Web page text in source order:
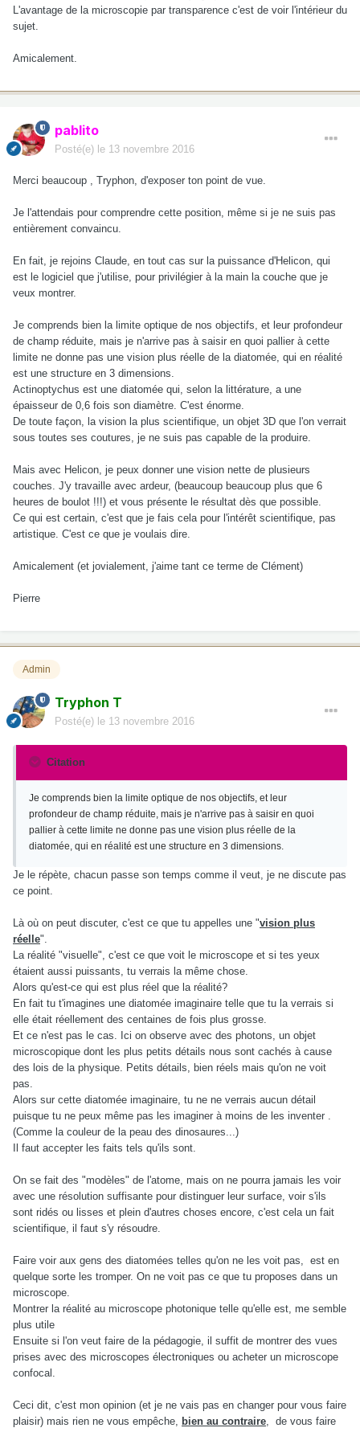
L'avantage de la microscopie par transparence c'est de voir l'intérieur du
sujet.
Amicalement.
pablito
Posté(e) le 13 novembre 2016
Merci beaucoup , Tryphon, d'exposer ton point de vue.
Je l'attendais pour comprendre cette position, même si je ne suis pas
entièrement convaincu.
En fait, je rejoins Claude, en tout cas sur la puissance d'Helicon, qui
est le logiciel que j'utilise, pour privilégier à la main la couche que je
veux montrer.
Je comprends bien la limite optique de nos objectifs, et leur profondeur
de champ réduite, mais je n'arrive pas à saisir en quoi pallier à cette
limite ne donne pas une vision plus réelle de la diatomée, qui en réalité
est une structure en 3 dimensions.
Actinoptychus est une diatomée qui, selon la littérature, a une
épaisseur de 0,6 fois son diamètre. C'est énorme.
De toute façon, la vision la plus scientifique, un objet 3D que l'on verrait
sous toutes ses coutures, je ne suis pas capable de la produire.
Mais avec Helicon, je peux donner une vision nette de plusieurs
couches. J'y travaille avec ardeur, (beaucoup beaucoup plus que 6
heures de boulot !!!) et vous présente le résultat dès que possible.
Ce qui est certain, c'est que je fais cela pour l'intérêt scientifique, pas
artistique. C'est ce que je voulais dire.
Amicalement (et jovialement, j'aime tant ce terme de Clément)
Pierre
Admin
Tryphon T
Posté(e) le 13 novembre 2016
Citation
Je comprends bien la limite optique de nos objectifs, et leur
profondeur de champ réduite, mais je n'arrive pas à saisir en quoi
pallier à cette limite ne donne pas une vision plus réelle de la
diatomée, qui en réalité est une structure en 3 dimensions.
Je le répète, chacun passe son temps comme il veut, je ne discute pas
ce point.
Là où on peut discuter, c'est ce que tu appelles une "vision plus
réelle".
La réalité "visuelle", c'est ce que voit le microscope et si tes yeux
étaient aussi puissants, tu verrais la même chose.
Alors qu'est-ce qui est plus réel que la réalité?
En fait tu t'imagines une diatomée imaginaire telle que tu la verrais si
elle était réellement des centaines de fois plus grosse.
Et ce n'est pas le cas. Ici on observe avec des photons, un objet
microscopique dont les plus petits détails nous sont cachés à cause
des lois de la physique. Petits détails, bien réels mais qu'on ne voit
pas.
Alors sur cette diatomée imaginaire, tu ne ne verrais aucun détail
puisque tu ne peux même pas les imaginer à moins de les inventer .
(Comme la couleur de la peau des dinosaures...)
Il faut accepter les faits tels qu'ils sont.
On se fait des "modèles" de l'atome, mais on ne pourra jamais les voir
avec une résolution suffisante pour distinguer leur surface, voir s'ils
sont ridés ou lisses et plein d'autres choses encore, c'est cela un fait
scientifique, il faut s'y résoudre.
Faire voir aux gens des diatomées telles qu'on ne les voit pas, est en
quelque sorte les tromper. On ne voit pas ce que tu proposes dans un
microscope.
Montrer la réalité au microscope photonique telle qu'elle est, me semble
plus utile
Ensuite si l'on veut faire de la pédagogie, il suffit de montrer des vues
prises avec des microscopes électroniques ou acheter un microscope
confocal.
Ceci dit, c'est mon opinion (et je ne vais pas en changer pour vous faire
plaisir) mais rien ne vous empêche, bien au contraire, de vous faire